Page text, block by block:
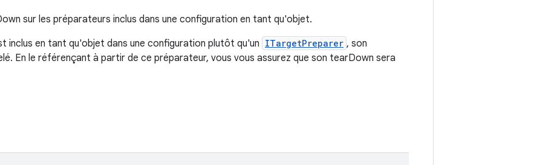
sur les préparateurs inclus dans une configuration en tant qu'objet.
inclus en tant qu'objet dans une configuration plutôt qu'un ITargetPreparer , son
En le référençant à partir de ce préparateur, vous vous assurez que son tearDown sera